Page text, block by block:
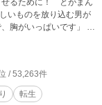
るために！ とがまん
いものを放り込む男が
物語。 小説家に
/ 53,263件
転生